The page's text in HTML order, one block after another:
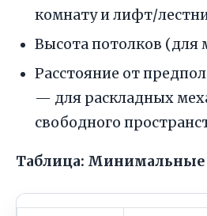
комнату и лифт/
Высота потолков (для
Расстояние от
— для раскладных
свободного
Таблица: Минимальные